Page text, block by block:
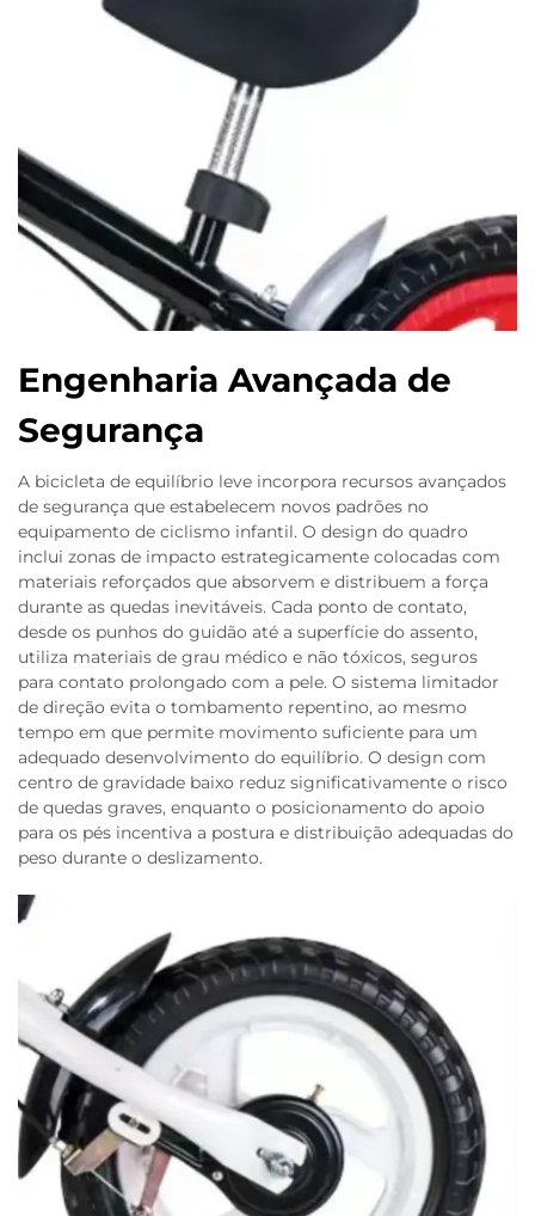
Engenharia Avançada de
Segurança
A bicicleta de equilíbrio leve incorpora recursos avançados
de segurança que estabelecem novos padrões no
equipamento de ciclismo infantil. O design do quadro
inclui zonas de impacto estrategicamente colocadas com
materiais reforçados que absorvem e distribuem a força
durante as quedas inevitáveis. Cada ponto de contato,
desde os punhos do guidão até a superfície do assento,
utiliza materiais de grau médico e não tóxicos, seguros
para contato prolongado com a pele. O sistema limitador
de direção evita o tombamento repentino, ao mesmo
tempo em que permite movimento suficiente para um
adequado desenvolvimento do equilíbrio. O design com
centro de gravidade baixo reduz significativamente o risco
de quedas graves, enquanto o posicionamento do apoio
para os pés incentiva a postura e distribuição adequadas do
peso durante o deslizamento.